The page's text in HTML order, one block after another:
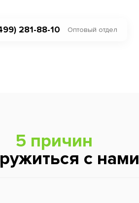
281-88-10 Оптовый отдел
5 причин
с нами